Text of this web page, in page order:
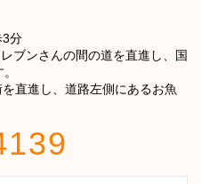
3分
ブンさんの間の道を直進し、国
直進し、道路左側にあるお魚